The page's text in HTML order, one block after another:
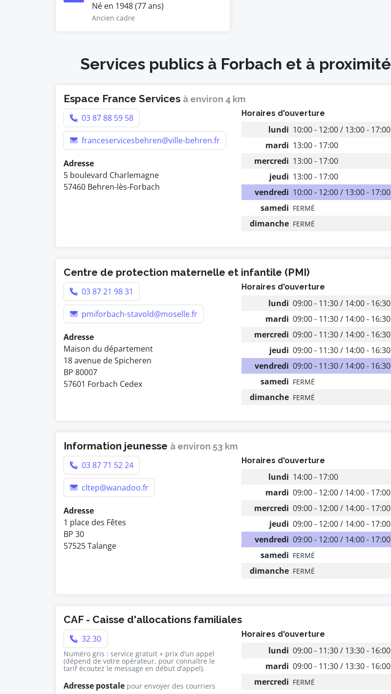
Né en 1948 (77 ans)
Ancien cadre
Services publics à Forbach et à proximité
Espace France Services à environ 4 km
03 87 88 59 58
franceservicesbehren@ville-behren.fr
Adresse
5 boulevard Charlemagne
57460 Behren-lès-Forbach
Horaires d'ouverture
lundi 10:00 - 12:00 / 13:00 - 17:00
mardi 13:00 - 17:00
mercredi 13:00 - 17:00
jeudi 13:00 - 17:00
vendredi 10:00 - 12:00 / 13:00 - 17:00
samedi FERMÉ
dimanche FERMÉ
Centre de protection maternelle et infantile (PMI)
03 87 21 98 31
pmiforbach-stavold@moselle.fr
Adresse
Maison du département
18 avenue de Spicheren
BP 80007
57601 Forbach Cedex
Horaires d'ouverture
lundi 09:00 - 11:30 / 14:00 - 16:30
mardi 09:00 - 11:30 / 14:00 - 16:30
mercredi 09:00 - 11:30 / 14:00 - 16:30
jeudi 09:00 - 11:30 / 14:00 - 16:30
vendredi 09:00 - 11:30 / 14:00 - 16:30
samedi FERMÉ
dimanche FERMÉ
Information jeunesse à environ 53 km
03 87 71 52 24
cltep@wanadoo.fr
Adresse
1 place des Fêtes
BP 30
57525 Talange
Horaires d'ouverture
lundi 14:00 - 17:00
mardi 09:00 - 12:00 / 14:00 - 17:00
mercredi 09:00 - 12:00 / 14:00 - 17:00
jeudi 09:00 - 12:00 / 14:00 - 17:00
vendredi 09:00 - 12:00 / 14:00 - 17:00
samedi FERMÉ
dimanche FERMÉ
CAF - Caisse d'allocations familiales
32 30
Numéro gris : service gratuit + prix d’un appel
(dépend de votre opérateur, pour connaître le
tarif écoutez le message en début d’appel).
Adresse postale pour envoyer des courriers
Horaires d'ouverture
lundi 09:00 - 11:30 / 13:30 - 16:00
mardi 09:00 - 11:30 / 13:30 - 16:00
mercredi FERMÉ